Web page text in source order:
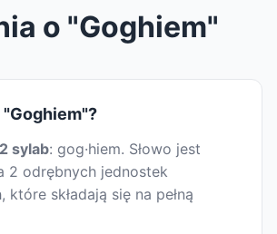
o "Goghiem"
"Goghiem"?
2 sylab: gog·hiem. Słowo jest
2 odrębnych jednostek
składają się na pełną